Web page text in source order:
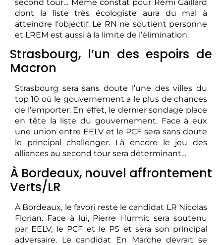
second tour… Même constat pour Rémi Gaillard
dont la liste très écologiste aura du mal à
atteindre l’objectif. Le RN ne soutient personne
et LREM est aussi à la limite de l’élimination.
Strasbourg, l’un des espoirs de
Macron
Strasbourg sera sans doute l’une des villes du
top 10 où le gouvernement a le plus de chances
de l’emporter. En effet, le dernier sondage place
en tête la liste du gouvernement. Face à eux
une union entre EELV et le PCF sera sans doute
le principal challenger. Là encore le jeu des
alliances au second tour sera déterminant…
À Bordeaux, nouvel affrontement
Verts/LR
À Bordeaux, le favori reste le candidat LR Nicolas
Florian. Face à lui, Pierre Hurmic sera soutenu
par EELV, le PCF et le PS et sera son principal
adversaire. Le candidat En Marche devrait se